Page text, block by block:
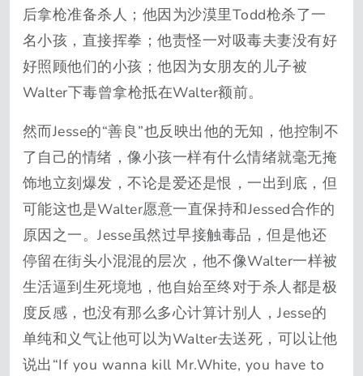
后拿枪准备杀人；他因为沙漠里Todd枪杀了一
名小孩，直接挥拳；他责怪一对吸毒夫妻没有好
好照顾他们的小孩；他因为女朋友的儿子被
Walter下毒曾拿枪抵在Walter额前。
然而Jesse的“善良”也反映出他的无知，他控制不
了自己的情绪，像小孩一样有什么情绪就毫无掩
饰地立刻爆发，不论是爱还是恨，一出到底，但
可能这也是Walter愿意一直保持和Jessed合作的
原因之一。Jesse虽然过早接触毒品，但是他还
停留在街头小混混的层次，他不像Walter一样被
生活逼到生死境地，他自始至终对于杀人都是极
度反感，也没有那么多心计算计别人，Jesse的
单纯和义气让他可以为Walter去送死，可以让他
说出“If you wanna kill Mr.White, you have to